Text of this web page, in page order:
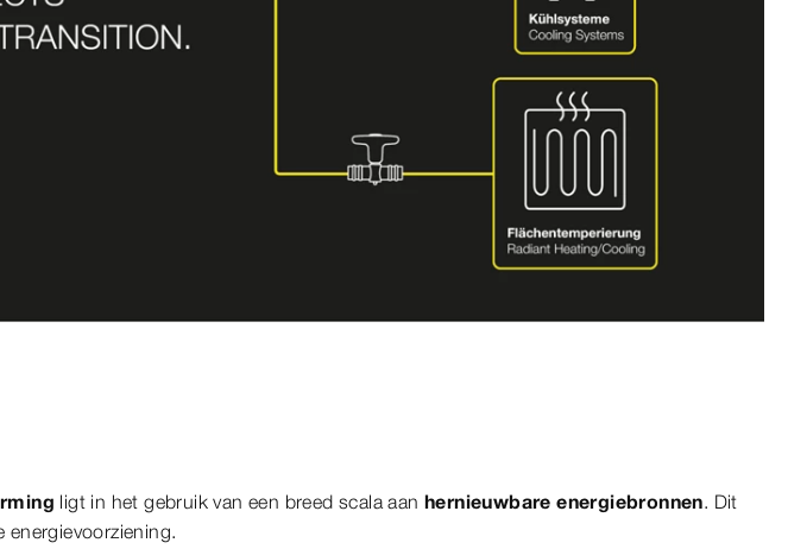
ligt in het gebruik van een breed scala aanhernieuwbare energiebronnen. Dit